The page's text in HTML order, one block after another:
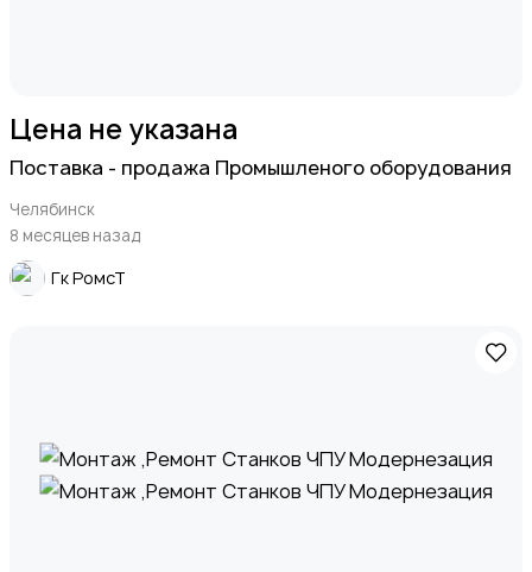
Цена не указана
Поставка - продажа Промышленого оборудования
Челябинск
8 месяцев назад
Гк РомсТ